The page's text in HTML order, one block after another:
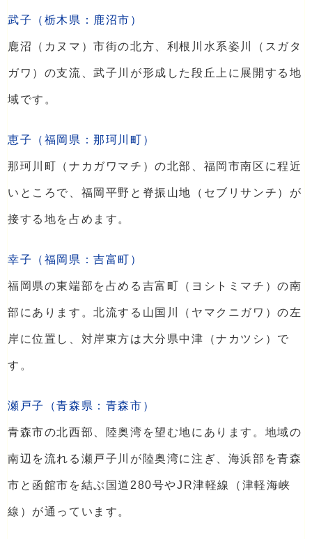
武子（栃木県：鹿沼市）
鹿沼（カヌマ）市街の北方、利根川水系姿川（スガタ
ガワ）の支流、武子川が形成した段丘上に展開する地
域です。
恵子（福岡県：那珂川町）
那珂川町（ナカガワマチ）の北部、福岡市南区に程近
いところで、福岡平野と脊振山地（セブリサンチ）が
接する地を占めます。
幸子（福岡県：吉富町）
福岡県の東端部を占める吉富町（ヨシトミマチ）の南
部にあります。北流する山国川（ヤマクニガワ）の左
岸に位置し、対岸東方は大分県中津（ナカツシ）で
す。
瀬戸子（青森県：青森市）
青森市の北西部、陸奥湾を望む地にあります。地域の
南辺を流れる瀬戸子川が陸奥湾に注ぎ、海浜部を青森
市と函館市を結ぶ国道280号やJR津軽線（津軽海峡
線）が通っています。